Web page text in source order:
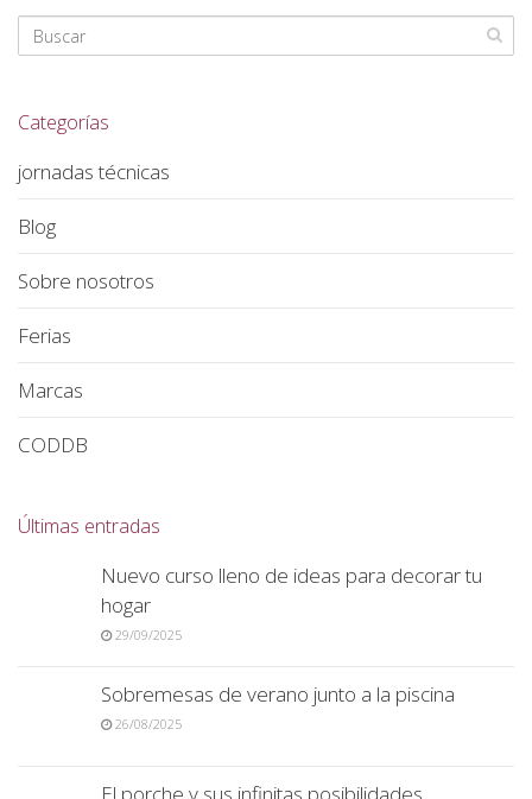
Categorías
jornadas técnicas
Blog
Sobre nosotros
Ferias
Marcas
CODDB
Últimas entradas
Nuevo curso lleno de ideas para decorar tu
hogar
29/09/2025
Sobremesas de verano junto a la piscina
26/08/2025